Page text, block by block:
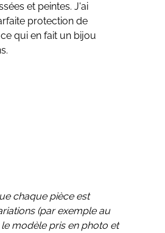
et peintes. J'ai
protection de
qui en fait un bijou
chaque pièce est
(par exemple au
modèle pris en photo et